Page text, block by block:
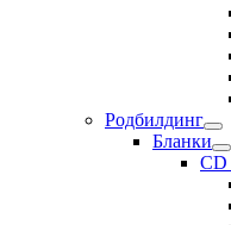
Родбилдинг
Бланки
CD